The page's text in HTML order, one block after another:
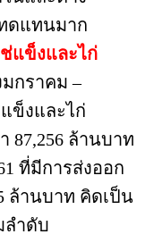
ดแทนมาก
แข็งและไก่
กราคม –
ข็งและไก่
87,256 ล้านบาท
ที่มีการส่งออก
ล้านบาท คิดเป็น
ลำดับ